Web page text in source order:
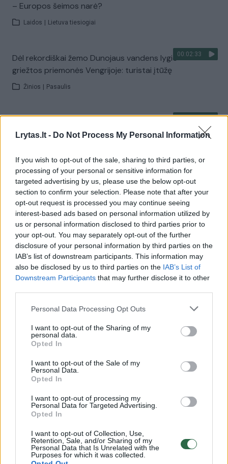
Lrytas.lt - Do Not Process My Personal Information
If you wish to opt-out of the sale, sharing to third parties, or
processing of your personal or sensitive information for
targeted advertising by us, please use the below opt-out
section to confirm your selection. Please note that after your
opt-out request is processed you may continue seeing
interest-based ads based on personal information utilized by
us or personal information disclosed to third parties prior to
your opt-out. You may separately opt-out of the further
disclosure of your personal information by third parties on the
IAB’s list of downstream participants. This information may
also be disclosed by us to third parties on the IAB’s List of
Downstream Participants that may further disclose it to other
Personal Data Processing Opt Outs
I want to opt-out of the Sharing of my
personal data.
Opted In
I want to opt-out of the Sale of my
Personal Data.
Opted In
I want to opt-out of processing my
Personal Data for Targeted Advertising.
Opted In
I want to opt-out of Collection, Use,
Retention, Sale, and/or Sharing of my
Personal Data that Is Unrelated with the
Purposes for which it was collected.
– Europos šeimos narė?
Laidos Lietuva tiesiogiai
00:02:33
Dėl rekordiškai žemo Dunojaus vandens lygio –
griežtos priemonės Vengrijoje: turistai įtūžę
Žinios Pasaulis
00:04:00
įprotį: tą daro daugiau nei pusė pradinukų
Visi įrašai
Žiūrimiausi įrašai
00:00:30
Vaizdai iš tragiškos avarijos Vilniaus r.: dviejų moterų ir
vaiko gyvybių išgelbėti nepavyko
00:00:57
Savaitės vidurys nusimato karštas: temperatūra kils iki
32 laipsnių šilumos
Žinios | Orai
00:00:59
Nufilmavo, kaip patvino Vilniaus Vakarinis aplinkkelis:
vaizdas pribloškia